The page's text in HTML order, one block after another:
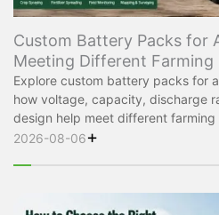
Custom Battery Packs for
Meeting Different Farming
Explore custom battery packs for
how voltage, capacity, discharge
design help meet different farming
2026-08-06+